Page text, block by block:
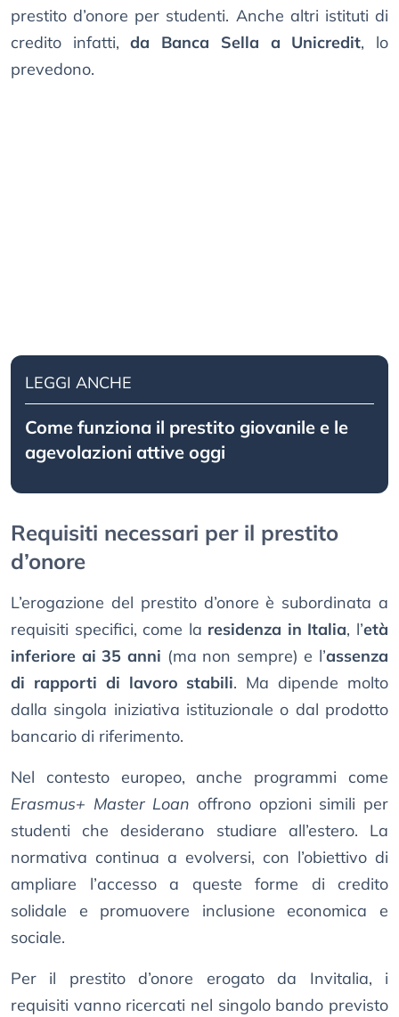
prestito d’onore per studenti. Anche altri istituti di
credito infatti,da Banca Sella a Unicredit, lo
prevedono.
LEGGI ANCHE
Come funziona il prestito giovanile e le
agevolazioni attive oggi
Requisiti necessari per il prestito
d’onore
L’erogazione del prestito d’onore è subordinata a
requisiti specifici, come la residenza in Italia, l’età
inferiore ai 35 anni (ma non sempre) e l’assenza
di rapporti di lavoro stabili. Ma dipende molto
dalla singola iniziativa istituzionale o dal prodotto
bancario di riferimento.
Nel contesto europeo, anche programmi come
Erasmus+ Master Loan offrono opzioni simili per
studenti che desiderano studiare all’estero. La
normativa continua a evolversi, con l’obiettivo di
ampliare l’accesso a queste forme di credito
solidale e promuovere inclusione economica e
sociale.
Per il prestito d’onore erogato da Invitalia, i
requisiti vanno ricercati nel singolo bando previsto